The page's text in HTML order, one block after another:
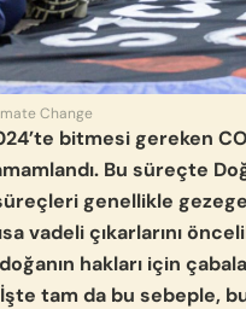
Change
bitmesi gereken
Bu süreçte
genellikle
vadeli çıkarlarını
hakları için
tam da bu sebeple,